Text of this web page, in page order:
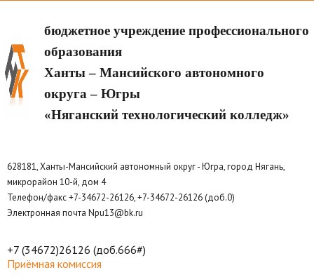
бюджетное учреждение профессионального
образования
Ханты – Мансийского автономного
округа – Югры
«Няганский технологический колледж»
628181, Ханты-Мансийский автономный округ - Югра, город Нягань,
микрорайон 10-й, дом 4
Телефон/факс +7-34672-26126, +7-34672-26126 (доб.0)
Электронная почта Npu13@bk.ru
+7 (34672)26126 (доб.666#)
Приёмная комиссия